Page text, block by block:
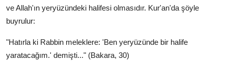
ve Allah'ın yeryüzündeki halifesi olmasıdır. Kur'an'da şöyle
buyrulur:
"Hatırla ki Rabbin meleklere: 'Ben yeryüzünde bir halife
yaratacağım.' demişti..." (Bakara, 30)